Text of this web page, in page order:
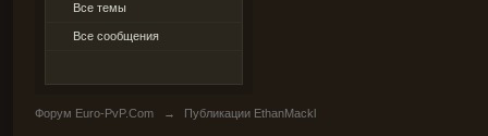
Все темы
Все сообщения
Форум Euro-PvP.Com → Публикации EthanMackl